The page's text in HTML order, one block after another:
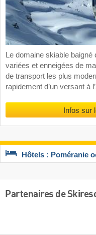
Le domaine skiable
variées et enneigées de
de transport les plus
rapidement d’un versant à
Infos sur
Hôtels : Poméranie
Partenaires de